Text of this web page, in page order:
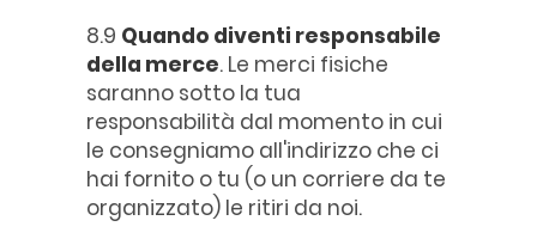
8.9 Quando diventi responsabile
della merce. Le merci fisiche
saranno sotto la tua
responsabilità dal momento in cui
le consegniamo all'indirizzo che ci
hai fornito o tu (o un corriere da te
organizzato) le ritiri da noi.